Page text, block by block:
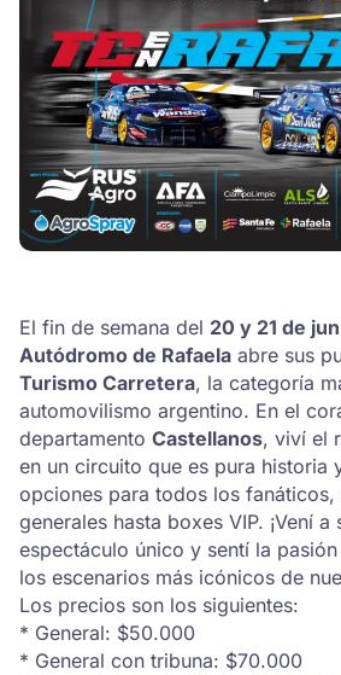
El fin de semana del 20 y 21 de
Autódromo de Rafaela abre sus
Turismo Carretera, la categoría
automovilismo argentino. En el
departamento Castellanos, viví el
en un circuito que es pura historia
opciones para todos los fanáticos,
generales hasta boxes VIP. ¡Vení
espectáculo único y sentí la
los escenarios más icónicos de
Los precios son los siguientes:
* General: $50.000
* General con tribuna: $70.000